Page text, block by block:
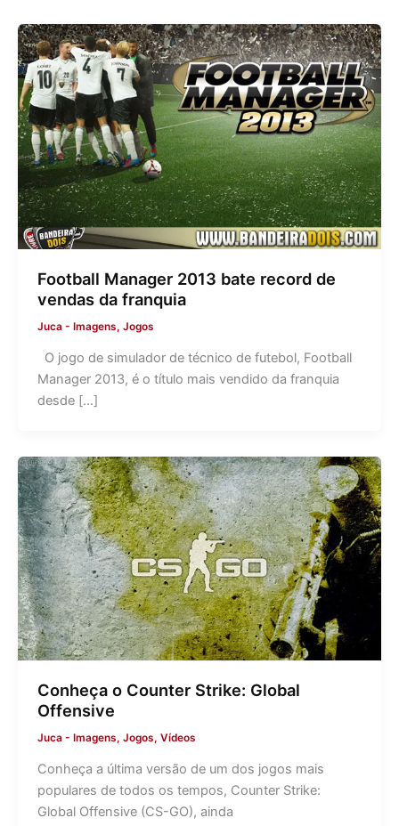
Football Manager 2013 bate record de
vendas da franquia
Juca - Imagens, Jogos
O jogo de simulador de técnico de futebol, Football
Manager 2013, é o título mais vendido da franquia
desde […]
Conheça o Counter Strike: Global
Offensive
Juca - Imagens, Jogos, Vídeos
Conheça a última versão de um dos jogos mais
populares de todos os tempos, Counter Strike:
Global Offensive (CS-GO), ainda